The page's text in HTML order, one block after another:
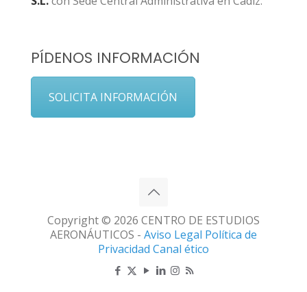
PÍDENOS INFORMACIÓN
SOLICITA INFORMACIÓN
Copyright © 2026 CENTRO DE ESTUDIOS
AERONÁUTICOS - Aviso Legal Política de
Privacidad Canal ético